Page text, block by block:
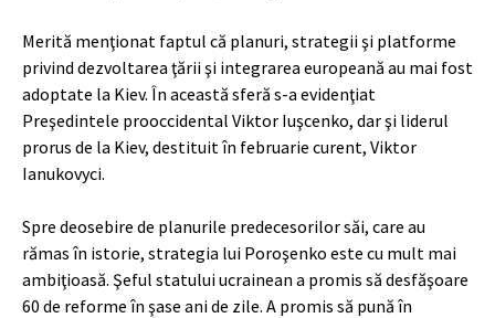
Merită menţionat faptul că planuri, strategii şi platforme
privind dezvoltarea ţării şi integrarea europeană au mai fost
adoptate la Kiev. În această sferă s-a evidenţiat
Preşedintele prooccidental Viktor Iuşcenko, dar şi liderul
prorus de la Kiev, destituit în februarie curent, Viktor
Ianukovyci.
Spre deosebire de planurile predecesorilor săi, care au
rămas în istorie, strategia lui Poroşenko este cu mult mai
ambiţioasă. Şeful statului ucrainean a promis să desfăşoare
60 de reforme în şase ani de zile. A promis să pună în